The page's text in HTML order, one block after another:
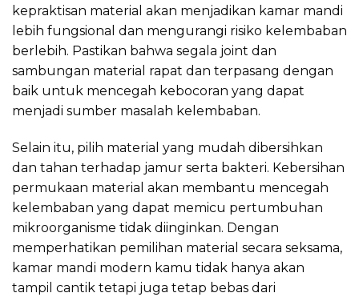
kepraktisan material akan menjadikan kamar mandi
lebih fungsional dan mengurangi risiko kelembaban
berlebih. Pastikan bahwa segala joint dan
sambungan material rapat dan terpasang dengan
baik untuk mencegah kebocoran yang dapat
menjadi sumber masalah kelembaban.
Selain itu, pilih material yang mudah dibersihkan
dan tahan terhadap jamur serta bakteri. Kebersihan
permukaan material akan membantu mencegah
kelembaban yang dapat memicu pertumbuhan
mikroorganisme tidak diinginkan. Dengan
memperhatikan pemilihan material secara seksama,
kamar mandi modern kamu tidak hanya akan
tampil cantik tetapi juga tetap bebas dari